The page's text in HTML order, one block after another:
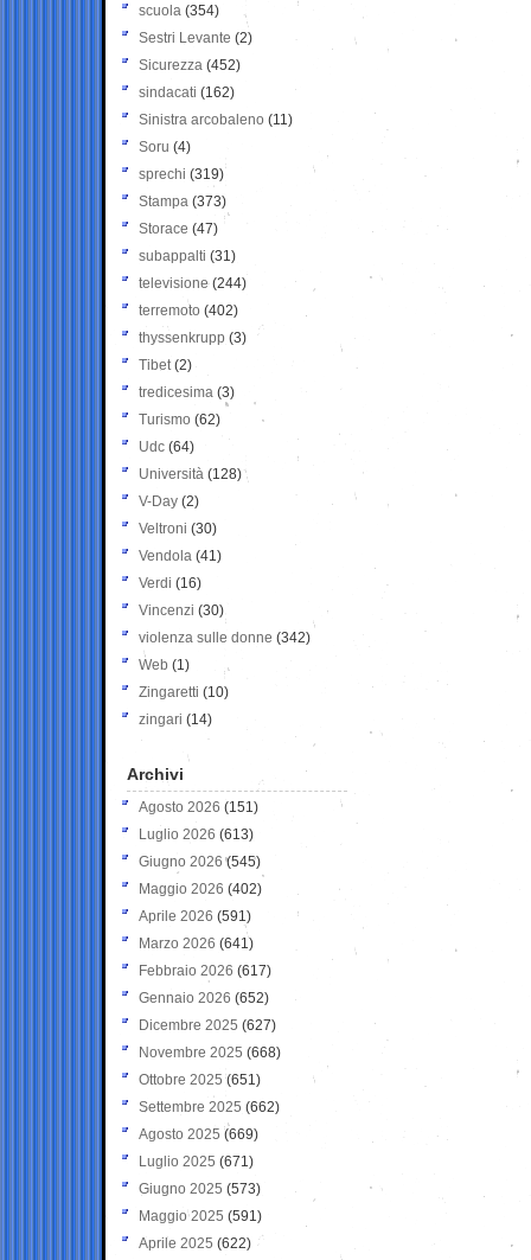
scuola (354)
Sestri Levante (2)
Sicurezza (452)
sindacati (162)
Sinistra arcobaleno (11)
Soru (4)
sprechi (319)
Stampa (373)
Storace (47)
subappalti (31)
televisione(244)
terremoto (402)
thyssenkrupp (3)
Tibet(2)
tredicesima (3)
Turismo (62)
Udc (64)
Università (128)
V-Day (2)
Veltroni (30)
Vendola (41)
Verdi (16)
Vincenzi (30)
violenza sulle donne (342)
Web (1)
Zingaretti (10)
zingari (14)
Archivi
Agosto 2026 (151)
Luglio 2026 (613)
Giugno 2026 (545)
Maggio 2026 (402)
Aprile 2026 (591)
Marzo 2026 (641)
Febbraio 2026 (617)
Gennaio 2026 (652)
Dicembre 2025 (627)
Novembre 2025 (668)
Ottobre 2025 (651)
Settembre 2025 (662)
Agosto 2025 (669)
Luglio 2025 (671)
Giugno 2025 (573)
Maggio 2025 (591)
Aprile 2025 (622)